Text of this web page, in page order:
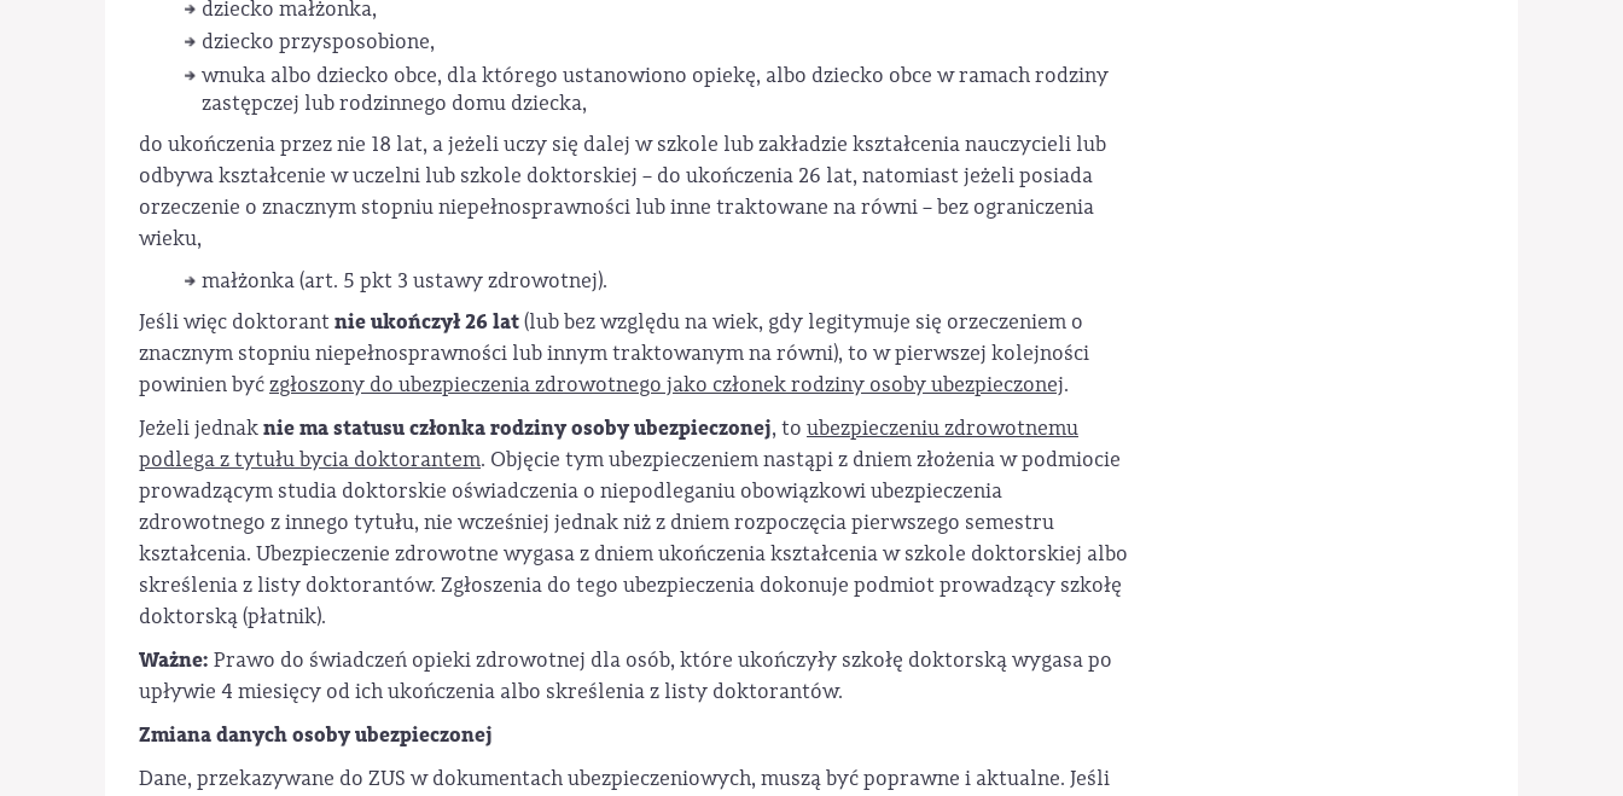
dziecko małżonka,
dziecko przysposobione,
wnuka albo dziecko obce, dla którego ustanowiono opiekę, albo dziecko obce w ramach rodziny
zastępczej lub rodzinnego domu dziecka,
do ukończenia przez nie 18 lat, a jeżeli uczy się dalej w szkole lub zakładzie kształcenia nauczycieli lub
odbywa kształcenie w uczelni lub szkole doktorskiej – do ukończenia 26 lat, natomiast jeżeli posiada
orzeczenie o znacznym stopniu niepełnosprawności lub inne traktowane na równi – bez ograniczenia
wieku,
małżonka (art. 5 pkt 3 ustawy zdrowotnej).
Jeśli więc doktorant nie ukończył 26 lat(lub bez względu na wiek, gdy legitymuje się orzeczeniem o
znacznym stopniu niepełnosprawności lub innym traktowanym na równi), to w pierwszej kolejności
powinien byćzgłoszony do ubezpieczenia zdrowotnego jako członek rodziny osoby ubezpieczonej.
Jeżeli jednaknie ma statusu członka rodziny osoby ubezpieczonej, to ubezpieczeniu zdrowotnemu
podlega z tytułu bycia doktorantem. Objęcie tym ubezpieczeniem nastąpi z dniem złożenia w podmiocie
prowadzącym studia doktorskie oświadczenia o niepodleganiu obowiązkowi ubezpieczenia
zdrowotnego z innego tytułu, nie wcześniej jednak niż z dniem rozpoczęcia pierwszego semestru
kształcenia. Ubezpieczenie zdrowotne wygasa z dniem ukończenia kształcenia w szkole doktorskiej albo
skreślenia z listy doktorantów. Zgłoszenia do tego ubezpieczenia dokonuje podmiot prowadzący szkołę
doktorską (płatnik).
Ważne: Prawo do świadczeń opieki zdrowotnej dla osób, które ukończyły szkołę doktorską wygasa po
upływie 4 miesięcy od ich ukończenia albo skreślenia z listy doktorantów.
Zmiana danych osoby ubezpieczonej
Dane, przekazywane do ZUS w dokumentach ubezpieczeniowych, muszą być poprawne i aktualne. Jeśli